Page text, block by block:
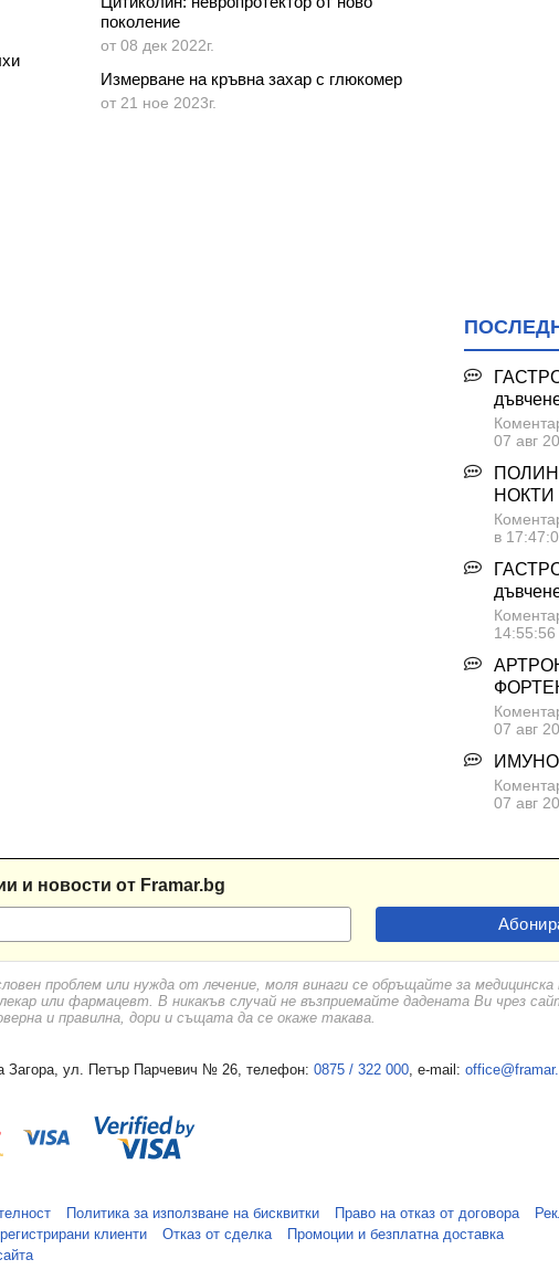
поколение
от 08 дек 2022г.
Измерване на кръвна захар с глюкомер
от 21 ное 2023г.
07 авг
НОКТИ
в
14:55:56
07 авг
07 авг
и новости от Framar.bg
проблем или нужда от лечение, моля винаги се обръщайте за медицинска
или фармацевт. В никакъв случай не възприемайте дадената Ви чрез
и правилна, дори и същата да се окаже такава.
ул. Петър Парчевич № 26, телефон: 0875 / 322 000 , e-mail:
Политика за използване на бисквитки Право на отказ от договора
клиенти Отказ от сделка
Промоции и безплатна доставка